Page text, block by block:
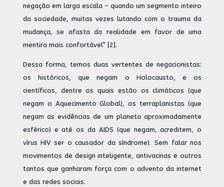
negação em larga escala – quando um segmento inteiro
da sociedade, muitas vezes lutando com o trauma da
mudança, se afasta da realidade em favor de uma
mentira mais confortável” [2].
Dessa forma, temos duas vertentes de negacionistas:
os históricos, que negam o Holocausto, e os
científicos, dentre os quais estão os climáticos (que
negam o Aquecimento Global), os terraplanistas (que
negam as evidências de um planeta aproximadamente
esférico) e até os da AIDS (que negam, acreditem, o
vírus HIV ser o causador da síndrome). Sem falar nos
movimentos de design inteligente, antivacinas e outros
tantos que ganharam força com o advento da internet
e das redes sociais.